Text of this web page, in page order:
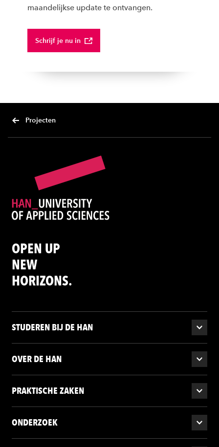
maandelijkse update te ontvangen.
Schrijf je nu in
Projecten
OPEN UP
NEW
HORIZONS.
STUDEREN BIJ DE HAN
OVER DE HAN
PRAKTISCHE ZAKEN
ONDERZOEK